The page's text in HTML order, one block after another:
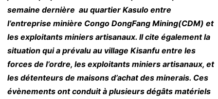
semaine dernière au quartier Kasulo entre
l’entreprise minière Congo DongFang Mining(CDM) et
les exploitants miniers artisanaux. Il cite également la
situation qui a prévalu au village Kisanfu entre les
forces de l’ordre, les exploitants miniers artisanaux, et
les détenteurs de maisons d’achat des minerais. Ces
évènements ont conduit à plusieurs dégâts matériels